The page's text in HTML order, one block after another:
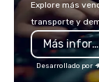
corporate
milestone
cooking
memorable
connection,
Explore más
transporte y
Más información
Desarrollado por